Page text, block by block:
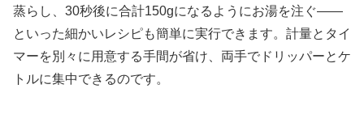
蒸らし、30秒後に合計150gになるようにお湯を注ぐ——
といった細かいレシピも簡単に実行できます。計量とタイ
マーを別々に用意する手間が省け、両手でドリッパーとケ
トルに集中できるのです。